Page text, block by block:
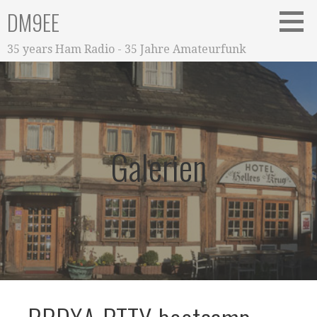
Inhalt
springen
DM9EE
35 years Ham Radio - 35 Jahre Amateurfunk
Galerien